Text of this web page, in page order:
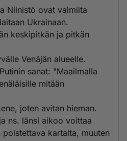
Niinistö ovat valmiita
Ukrainaan.
keskipitkän ja pitkän
Venäjän alueelle.
sanat: "Maailmalla
mitään
joten avitan hieman.
ns. länsi aikoo voittaa
poistettava kartalta, muuten